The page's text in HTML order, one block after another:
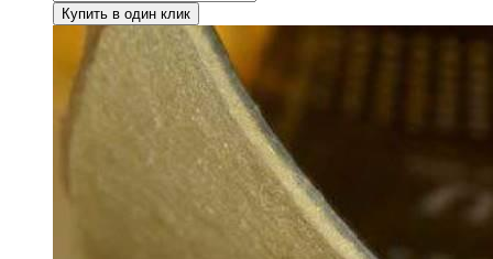
Купить в один клик